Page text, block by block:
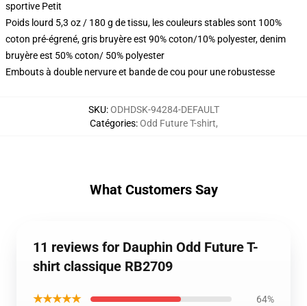
sportive Petit
Poids lourd 5,3 oz / 180 g de tissu, les couleurs stables sont 100%
coton pré-égrené, gris bruyère est 90% coton/10% polyester, denim
bruyère est 50% coton/ 50% polyester
Embouts à double nervure et bande de cou pour une robustesse
SKU:ODHDSK-94284-DEFAULT
Catégories:Odd Future T-shirt,
What Customers Say
11 reviews for Dauphin Odd Future T-
shirt classique RB2709
★★★★★ 64%